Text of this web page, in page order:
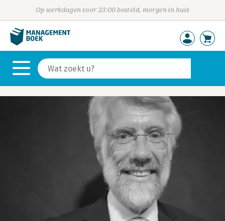
Op werkdagen voor 23:00 besteld, morgen in huis